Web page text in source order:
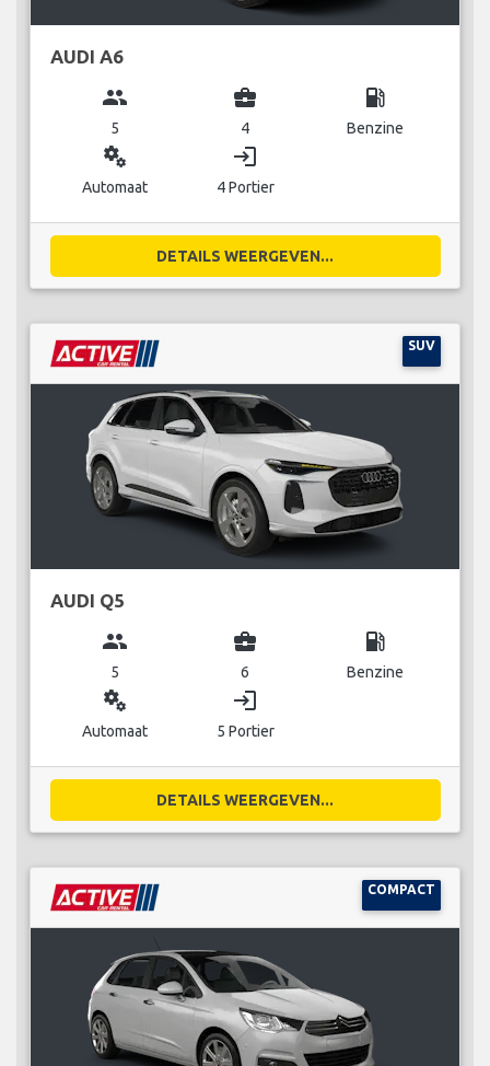
AUDI A6
group
5
business_center
4
local_gas_station
Benzine
miscellaneous_services
Automaat
login
4 Portier
DETAILS WEERGEVEN...
SUV
AUDI Q5
group
5
business_center
6
local_gas_station
Benzine
miscellaneous_services
Automaat
login
5 Portier
DETAILS WEERGEVEN...
COMPACT